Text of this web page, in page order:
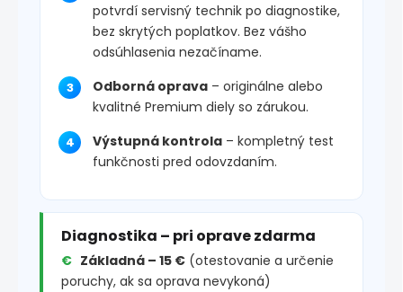
potvrdí servisný technik po diagnostike,
bez skrytých poplatkov. Bez vášho
odsúhlasenia nezačíname.
Odborná oprava – originálne alebo
kvalitné Premium diely so zárukou.
Výstupná kontrola – kompletný test
funkčnosti pred odovzdaním.
Diagnostika – pri oprave zdarma
Základná – 15 € (otestovanie a určenie
poruchy, ak sa oprava nevykoná)